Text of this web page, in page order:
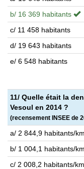
b/ 16 369 habitants
c/ 11 458 habitants
d/ 19 643 habitants
e/ 6 548 habitants
11/ Quelle était la
Vesoul en 2014 ?
(recensement INSEE de
a/ 2 844,9 habitants/
b/ 1 004,1 habitants/
c/ 2 008,2 habitants/